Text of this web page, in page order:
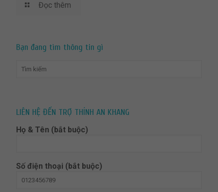
Đọc thêm
Bạn đang tìm thông tin gì
LIÊN HỆ ĐẾN TRỢ THÍNH AN KHANG
Họ & Tên (bắt buộc)
Số điện thoại (bắt buộc)